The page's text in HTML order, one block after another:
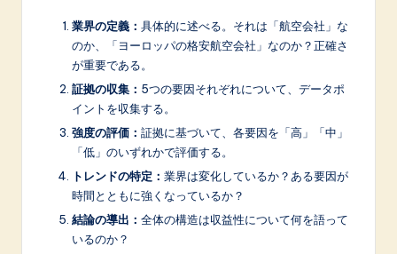
業界の定義： 具体的に述べる。それは「航空会社」な
のか、「ヨーロッパの格安航空会社」なのか？正確さ
が重要である。
証拠の収集： 5つの要因それぞれについて、データポ
イントを収集する。
強度の評価： 証拠に基づいて、各要因を「高」「中」
「低」のいずれかで評価する。
トレンドの特定： 業界は変化しているか？ある要因が
時間とともに強くなっているか？
結論の導出： 全体の構造は収益性について何を語って
いるのか？